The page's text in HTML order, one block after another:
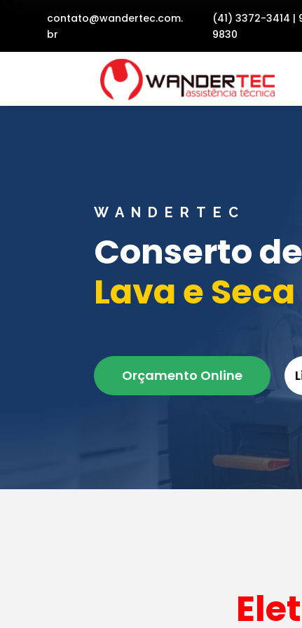
contato@wandertec.com.
br
(41) 3372-3414 |
9830
WANDERTEC
Conserto de
Lava e Seca
Orçamento Online